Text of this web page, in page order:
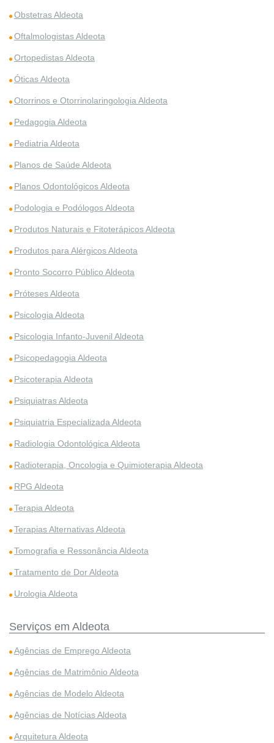
Obstetras Aldeota
Oftalmologistas Aldeota
Ortopedistas Aldeota
Óticas Aldeota
Otorrinos e Otorrinolaringologia Aldeota
Pedagogia Aldeota
Pediatria Aldeota
Planos de Saúde Aldeota
Planos Odontológicos Aldeota
Podologia e Podólogos Aldeota
Produtos Naturais e Fitoterápicos Aldeota
Produtos para Alérgicos Aldeota
Pronto Socorro Público Aldeota
Próteses Aldeota
Psicologia Aldeota
Psicologia Infanto-Juvenil Aldeota
Psicopedagogia Aldeota
Psicoterapia Aldeota
Psiquiatras Aldeota
Psiquiatria Especializada Aldeota
Radiologia Odontológica Aldeota
Radioterapia, Oncologia e Quimioterapia Aldeota
RPG Aldeota
Terapia Aldeota
Terapias Alternativas Aldeota
Tomografia e Ressonância Aldeota
Tratamento de Dor Aldeota
Urologia Aldeota
Serviços em Aldeota
Agências de Emprego Aldeota
Agências de Matrimônio Aldeota
Agências de Modelo Aldeota
Agências de Notícias Aldeota
Arquitetura Aldeota